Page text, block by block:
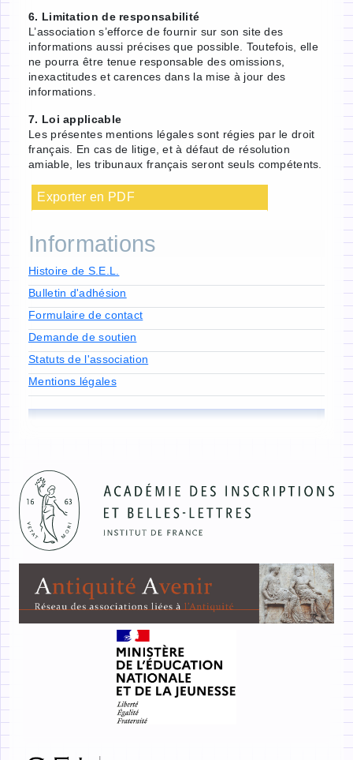
Informations
Histoire de S.E.L.
Bulletin d'adhésion
Formulaire de contact
Demande de soutien
Statuts de l'association
Mentions légales
6. Limitation de responsabilité
L’association s’efforce de fournir sur son site des
informations aussi précises que possible. Toutefois, elle
ne pourra être tenue responsable des omissions,
inexactitudes et carences dans la mise à jour des
informations.
7. Loi applicable
Les présentes mentions légales sont régies par le droit
français. En cas de litige, et à défaut de résolution
amiable, les tribunaux français seront seuls compétents.
Exporter en PDF